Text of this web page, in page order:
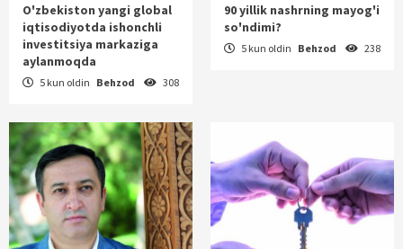
O'zbekiston yangi global
iqtisodiyotda ishonchli
investitsiya markaziga
aylanmoqda
5 kun oldin Behzod 308
90 yillik nashrning mayog'i
so'ndimi?
5 kun oldin Behzod 238